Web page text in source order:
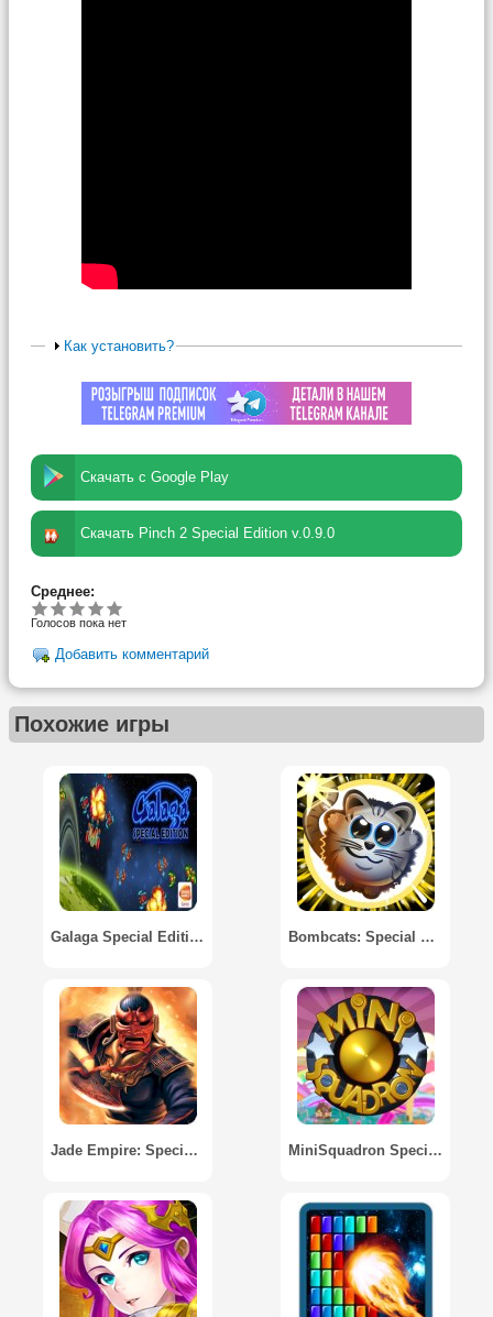
Как установить?
Скачать с Google Play
Скачать Pinch 2 Special Edition v.0.9.0
Среднее:
Голосов пока нет
Добавить комментарий
Похожие игры
Galaga Special Edition Bombcats: Special Edition
Jade Empire: Special Edition MiniSquadron Special Edition